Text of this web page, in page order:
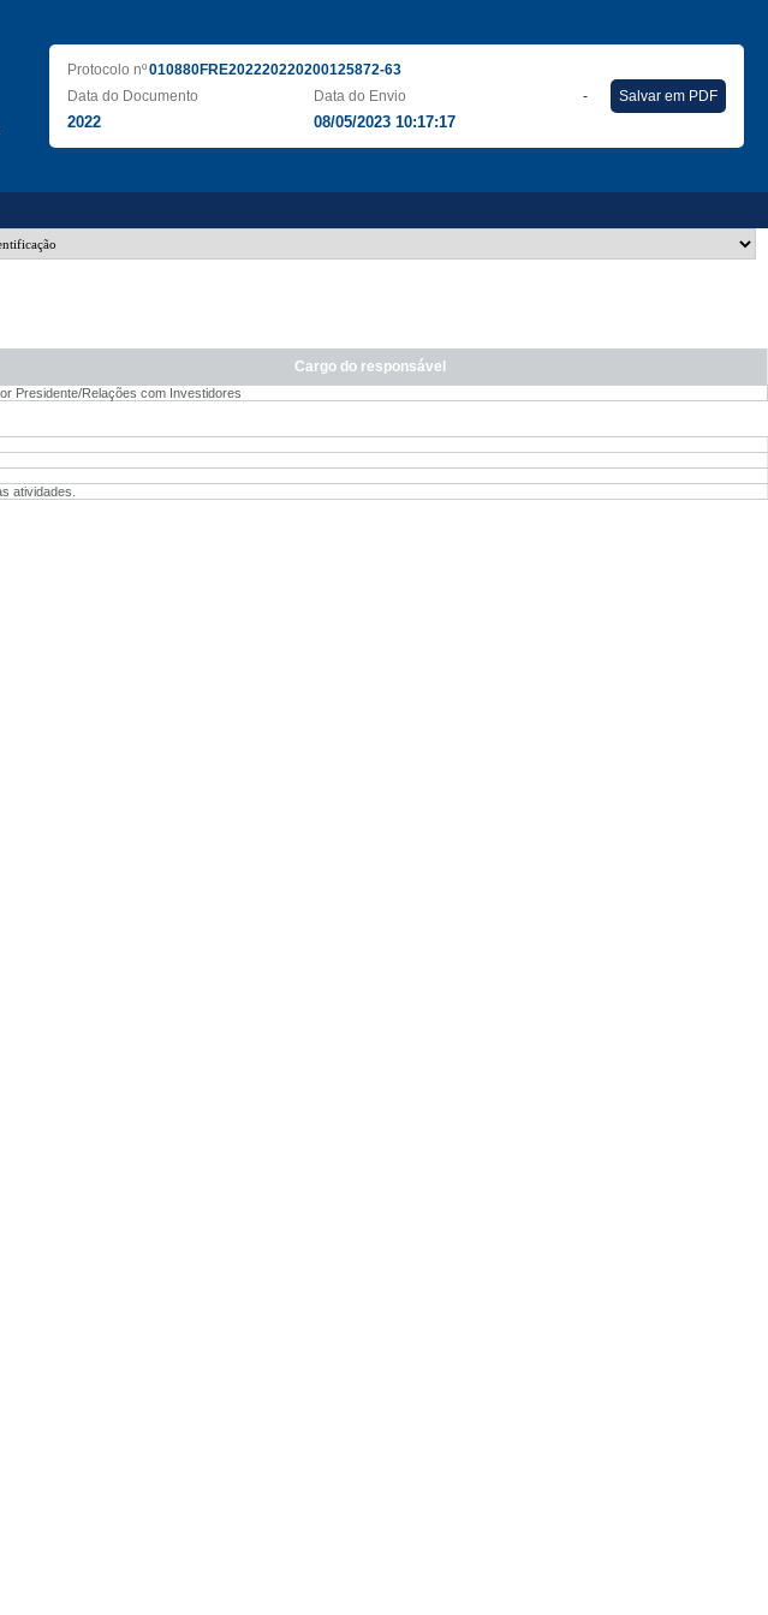
Protocolo nº010880FRE202220220200125872-63
Data do Documento
2022
Data do Envio
08/05/2023 10:17:17
- Salvar em PDF